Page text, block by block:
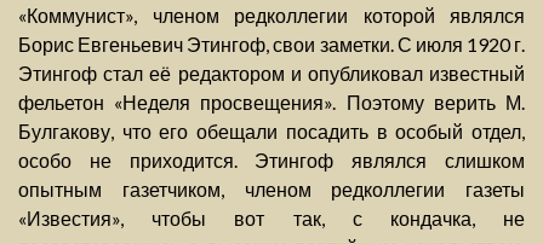
«Коммунист», членом редколлегии которой являлся
Борис Евгеньевич Этингоф, свои заметки. С июля 1920 г.
Этингоф стал её редактором и опубликовал известный
фельетон «Неделя просвещения». Поэтому верить М.
Булгакову, что его обещали посадить в особый отдел,
особо не приходится. Этингоф являлся слишком
опытным газетчиком, членом редколлегии газеты
«Известия», чтобы вот так, с кондачка, не